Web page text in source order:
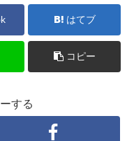
はてブ
コピー
する